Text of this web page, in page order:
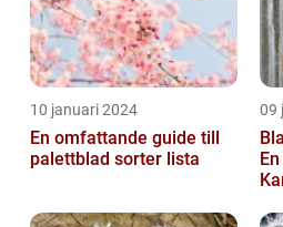
10 januari 2024
En omfattande guide till
palettblad sorter lista
09